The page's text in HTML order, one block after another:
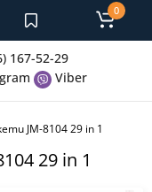
167-52-29
Viber
0
JM-8104 29 in 1
29 in 1